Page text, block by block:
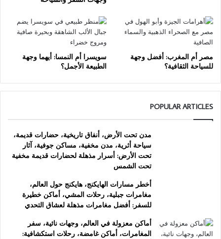
مصر أم المغرب: أفضل وجهة
للسياحة الثقافية؟
سويسرا أم النمسا: أيهما وجهة
الطبيعة الأجمل؟
POPULAR ARTICLES
مدن تحت الأرض، أنفاق تاريخية، حضارات قديمة،
سياحة أثرية، مدن مخفية، مساكن جوفية، آثار
تحت الأرض: أسرار مذهلة لحضارات قديمة مخفية
تحت الشمس
أخطر مسارات الهايكنج، هايكنج حول العالم،
مغامرات جبلية، رحلات المشي، أماكن خطيرة
للسفر: أفضل مغامرات مذهلة لعشاق التحدي
أماكن معزولة في العالم، وجهات نائية، سفر
المغامرات، أماكن غامضة، رحلات استكشافية: